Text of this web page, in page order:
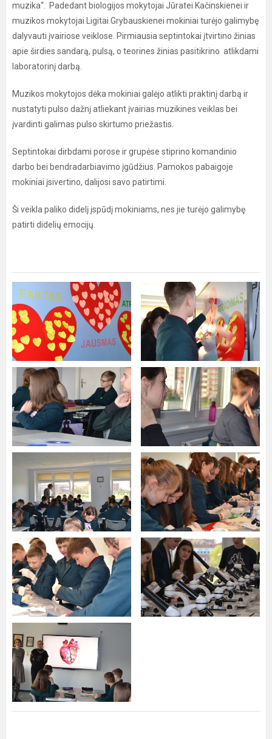
muzika“. Padedant biologijos mokytojai Jūratei Kačinskienei ir
muzikos mokytojai Ligitai Grybauskienei mokiniai turėjo galimybę
dalyvauti įvairiose veiklose. Pirmiausia septintokai įtvirtino žinias
apie širdies sandarą, pulsą, o teorines žinias pasitikrino atlikdami
laboratorinį darbą.
Muzikos mokytojos dėka mokiniai galėjo atlikti praktinį darbą ir
nustatyti pulso dažnį atliekant įvairias muzikines veiklas bei
įvardinti galimas pulso skirtumo priežastis.
Septintokai dirbdami porose ir grupėse stiprino komandinio
darbo bei bendradarbiavimo įgūdžius. Pamokos pabaigoje
mokiniai įsivertino, dalijosi savo patirtimi.
Ši veikla paliko didelį įspūdį mokiniams, nes jie turėjo galimybę
patirti didelių emocijų.